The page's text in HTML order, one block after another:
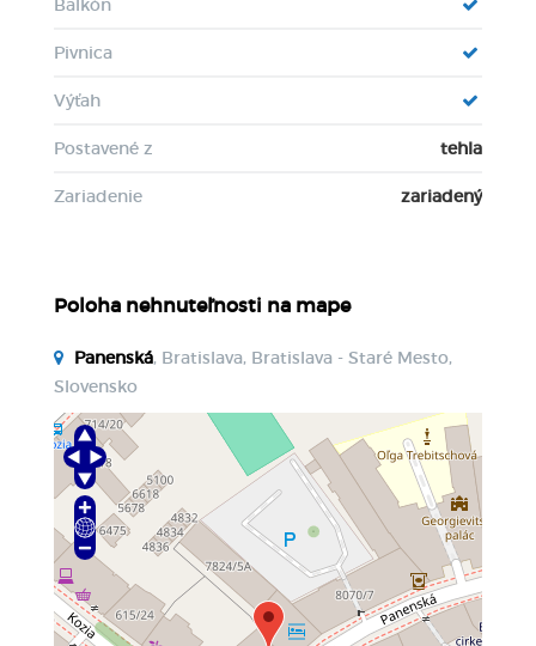
Balkón
Pivnica
Výťah
Postavené z tehla
Zariadenie zariadený
Poloha nehnuteľnosti na mape
Panenská, Bratislava, Bratislava - Staré Mesto,
Slovensko